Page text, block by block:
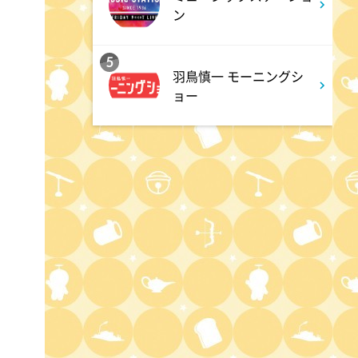
深夜 2:00
深夜 2:20
テレ朝サマフェスナビ
深夜 2:22
全力!アオハル応援団
深夜 2:52
新日ちゃんぴおん! 天山広吉
クリニックでお悩み解決!
ン
5
羽鳥慎一 モーニングシ
ョー